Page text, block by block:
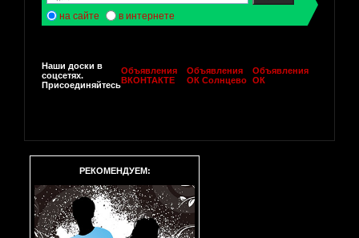
на сайте в интернете
Наши доски в
соцсетях.
Присоединяйтесь
Объявления
ВКОНТАКТЕ
Объявления
ОК Солнцево
Объявления
ОК
РЕКОМЕНДУЕМ: